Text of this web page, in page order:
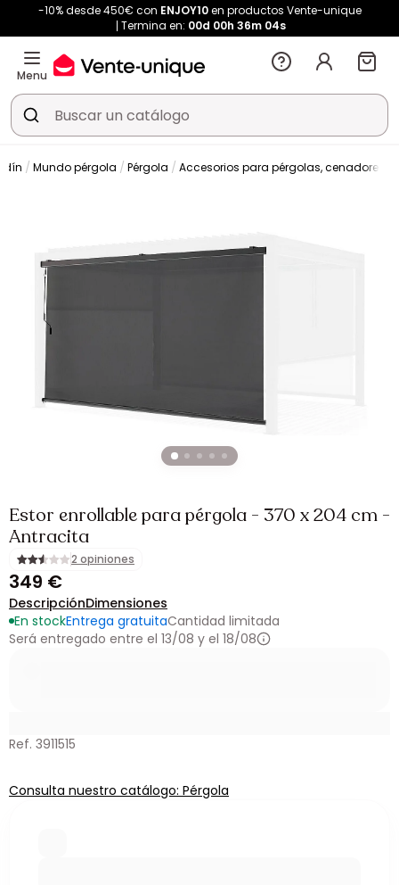
-10% desde 450€ con ENJOY10en productos Vente-unique
Termina en: 00d 00h 36m 04s
Menu
Mundo pérgola Pérgola Accesorios para pérgolas, cenadores y
Estor enrollable para pérgola - 370 x 204 cm -
Antracita
2 opiniones
349 €
DescripciónDimensiones
En stockEntrega gratuitaCantidad limitada
Será entregado entre el 13/08 y el 18/08
Ref. 3911515
Consulta nuestro catálogo: Pérgola